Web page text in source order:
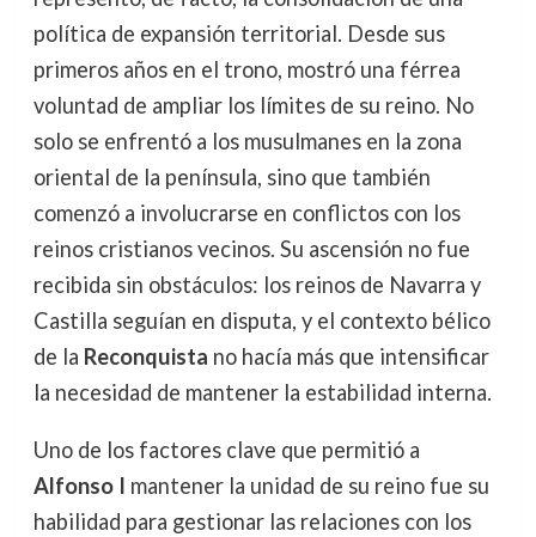
política de expansión territorial. Desde sus
primeros años en el trono, mostró una férrea
voluntad de ampliar los límites de su reino. No
solo se enfrentó a los musulmanes en la zona
oriental de la península, sino que también
comenzó a involucrarse en conflictos con los
reinos cristianos vecinos. Su ascensión no fue
recibida sin obstáculos: los reinos de Navarra y
Castilla seguían en disputa, y el contexto bélico
de la Reconquista no hacía más que intensificar
la necesidad de mantener la estabilidad interna.
Uno de los factores clave que permitió a
Alfonso I mantener la unidad de su reino fue su
habilidad para gestionar las relaciones con los